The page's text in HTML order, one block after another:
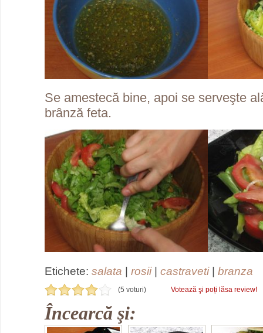
Se amestecă bine, apoi se serveşte
brânză feta.
Etichete: salata | rosii| castraveti| branza
(5 voturi) Votează şi poți lăsa review!
Încearcă şi: